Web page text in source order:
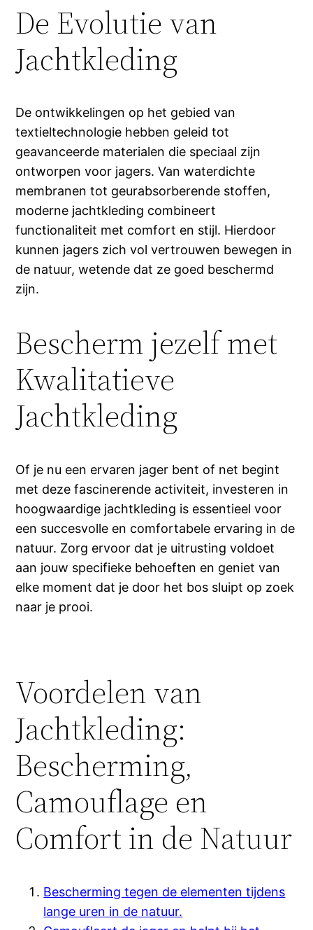
De Evolutie van
Jachtkleding
De ontwikkelingen op het gebied van
textieltechnologie hebben geleid tot
geavanceerde materialen die speciaal zijn
ontworpen voor jagers. Van waterdichte
membranen tot geurabsorberende stoffen,
moderne jachtkleding combineert
functionaliteit met comfort en stijl. Hierdoor
kunnen jagers zich vol vertrouwen bewegen in
de natuur, wetende dat ze goed beschermd
zijn.
Bescherm jezelf met
Kwalitatieve
Jachtkleding
Of je nu een ervaren jager bent of net begint
met deze fascinerende activiteit, investeren in
hoogwaardige jachtkleding is essentieel voor
een succesvolle en comfortabele ervaring in de
natuur. Zorg ervoor dat je uitrusting voldoet
aan jouw specifieke behoeften en geniet van
elke moment dat je door het bos sluipt op zoek
naar je prooi.
Voordelen van
Jachtkleding:
Bescherming,
Camouflage en
Comfort in de Natuur
Bescherming tegen de elementen tijdens
lange uren in de natuur.